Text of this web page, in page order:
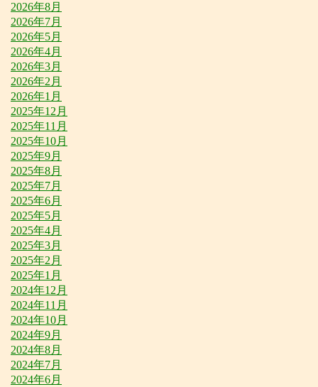
2026年8月
2026年7月
2026年5月
2026年4月
2026年3月
2026年2月
2026年1月
2025年12月
2025年11月
2025年10月
2025年9月
2025年8月
2025年7月
2025年6月
2025年5月
2025年4月
2025年3月
2025年2月
2025年1月
2024年12月
2024年11月
2024年10月
2024年9月
2024年8月
2024年7月
2024年6月